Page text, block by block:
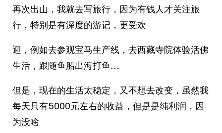
再次出山，我就去写旅行，因为有钱人才关注旅
行，特别是有深度的游记，更受欢
迎，例如去参观宝马生产线，去西藏寺院体验活佛
生活，跟随鱼船出海打鱼……
但是，现在的生活太稳定，又不想去改变，虽然我
每天只有5000元左右的收益，但是是纯利润，因
为没啥